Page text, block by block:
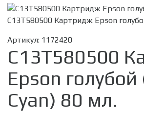
C13T580500 Картридж Epson
Артикул: 1172420
C13T580500
Epson
Cyan) 80 мл.